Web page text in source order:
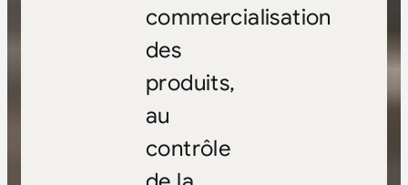
commercialisation
des
produits,
au
contrôle